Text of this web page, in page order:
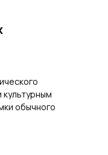
культурным
обычного